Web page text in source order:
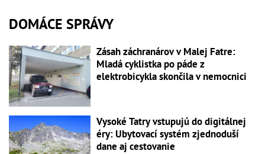
DOMÁCE SPRÁVY
Zásah záchranárov v Malej Fatre:
Mladá cyklistka po páde z
elektrobicykla skončila v nemocnici
Vysoké Tatry vstupujú do digitálnej
éry: Ubytovací systém zjednoduší
dane aj cestovanie